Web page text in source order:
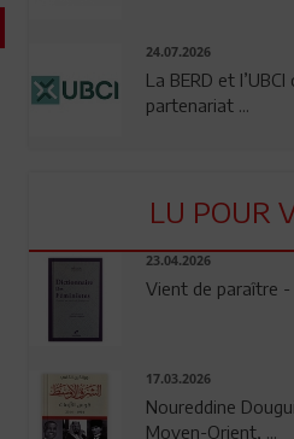
24.07.2026
La BERD et
partenariat ...
LU POUR
23.04.2026
Vient de paraître -
17.03.2026
Noureddine
Moyen-Orient, ...